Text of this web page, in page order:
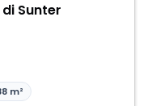
Sunter
m²